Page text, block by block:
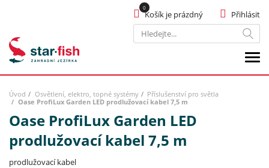
Hledat
Přihlásit
Košík je prázdný
Úvod Osvětlení, elektro, topné systémy
Příslušenství pro světla
Oase ProfiLux Garden LED prodlužovací kabel 7,5 m
Oase ProfiLux Garden LED
prodlužovací kabel 7,5 m
prodlužovací kabel